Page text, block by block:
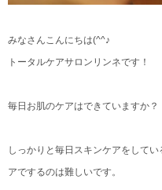
みなさんこんにちは(^^♪
トータルケアサロンリンネです！
毎日お肌のケアはできていますか？
しっかりと毎日スキンケアをして
アでするのは難しいです。